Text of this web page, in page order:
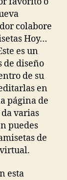
colabore
Hoy…
es un
de diseño
de su
en
página de
varias
puedes
de
esta